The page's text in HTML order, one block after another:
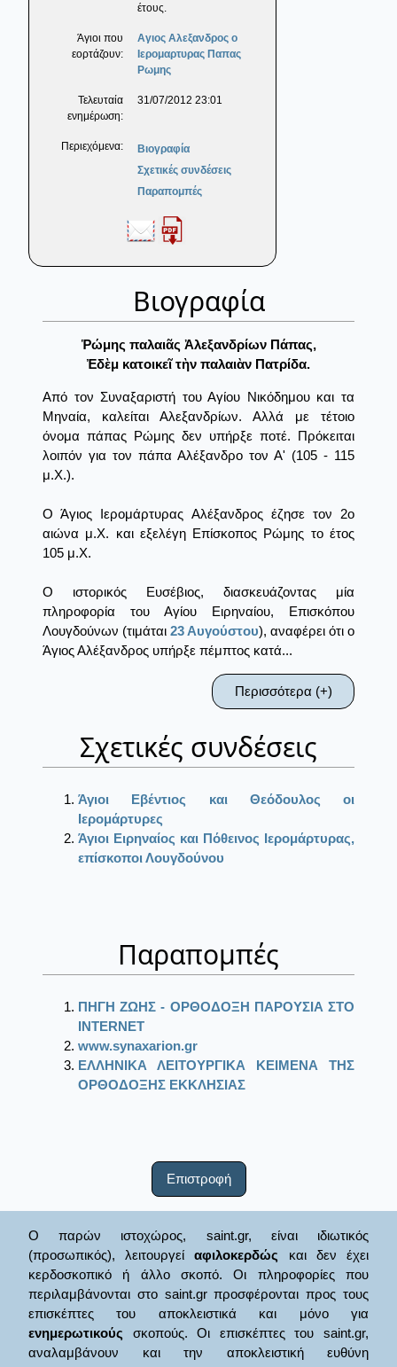
έτους.
Άγιοι που
εορτάζουν:
Αγιος Αλεξανδρος ο
Ιερομαρτυρας Παπας
Ρωμης
Τελευταία
ενημέρωση:
31/07/2012 23:01
Περιεχόμενα:
Βιογραφία
Σχετικές συνδέσεις
Παραπομπές
Βιογραφία
Ῥώμης παλαιᾶς Ἀλεξανδρίων Πάπας,
Ἐδὲμ κατοικεῖ τὴν παλαιὰν Πατρίδα.
Από τον Συναξαριστή του Αγίου Νικόδημου και τα
Μηναία, καλείται Αλεξανδρίων. Αλλά με τέτοιο
όνομα πάπας Ρώμης δεν υπήρξε ποτέ. Πρόκειται
λοιπόν για τον πάπα Αλέξανδρο τον Α' (105 - 115
μ.Χ.).
Ο Άγιος Ιερομάρτυρας Αλέξανδρος έζησε τον 2ο
αιώνα μ.Χ. και εξελέγη Επίσκοπος Ρώμης το έτος
105 μ.Χ.
Ο ιστορικός Ευσέβιος, διασκευάζοντας μία
πληροφορία του Αγίου Ειρηναίου, Επισκόπου
Λουγδούνων (τιμάται 23 Αυγούστου), αναφέρει ότι ο
Άγιος Αλέξανδρος υπήρξε πέμπτος κατά...
Περισσότερα (+)
Σχετικές συνδέσεις
Άγιοι Εβέντιος και Θεόδουλος οι
Ιερομάρτυρες
Άγιοι Ειρηναίος και Πόθεινος Ιερομάρτυρας,
επίσκοποι Λουγδούνου
Παραπομπές
ΠΗΓΗ ΖΩΗΣ - ΟΡΘΟΔΟΞΗ ΠΑΡΟΥΣΙΑ ΣΤΟ
ΙΝΤΕRΝΕΤ
www.synaxarion.gr
ΕΛΛΗΝΙΚΑ ΛΕΙΤΟΥΡΓΙΚΑ ΚΕΙΜΕΝΑ ΤΗΣ
ΟΡΘΟΔΟΞΗΣ ΕΚΚΛΗΣΙΑΣ
Επιστροφή
Ο παρών ιστοχώρος, saint.gr, είναι ιδιωτικός
(προσωπικός), λειτουργείαφιλοκερδώς και δεν έχει
κερδοσκοπικό ή άλλο σκοπό. Οι πληροφορίες που
περιλαμβάνονται στο saint.gr προσφέρονται προς τους
επισκέπτες του αποκλειστικά και μόνο για
ενημερωτικούς σκοπούς. Οι επισκέπτες του saint.gr,
αναλαμβάνουν και την αποκλειστική ευθύνη